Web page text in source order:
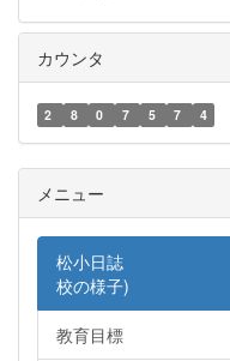
カウンタ
2 8 0 7 5 7 4
メニュー
松小日誌 (
校の様子)
教育目標